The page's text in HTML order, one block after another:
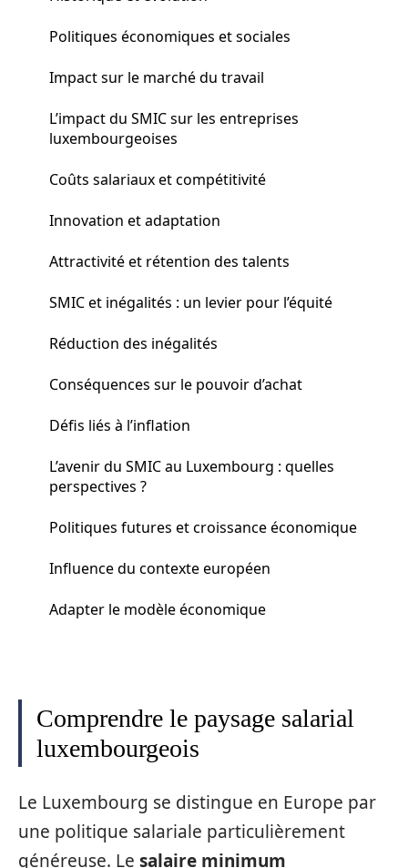
Politiques économiques et sociales
Impact sur le marché du travail
L’impact du SMIC sur les entreprises
luxembourgeoises
Coûts salariaux et compétitivité
Innovation et adaptation
Attractivité et rétention des talents
SMIC et inégalités : un levier pour l’équité
Réduction des inégalités
Conséquences sur le pouvoir d’achat
Défis liés à l’inflation
L’avenir du SMIC au Luxembourg : quelles
perspectives ?
Politiques futures et croissance économique
Influence du contexte européen
Adapter le modèle économique
Comprendre le paysage salarial
luxembourgeois
Le Luxembourg se distingue en Europe par
une politique salariale particulièrement
généreuse. Le salaire minimum